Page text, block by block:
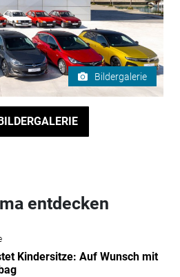
Bildergalerie
entdecken
Kindersitze: Auf Wunsch mit